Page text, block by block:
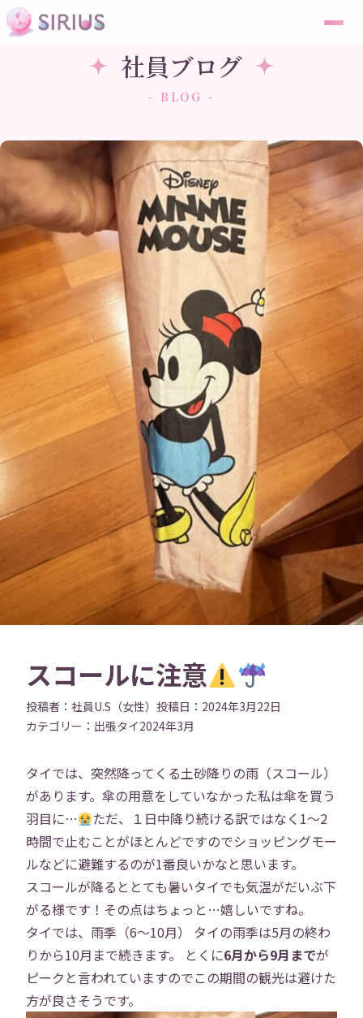
社員ブログ
- BLOG -
スコールに注意
投稿者： 社員U.S（女性） 投稿日： 2024年3月22日
カテゴリー： 出張タイ2024年3月
タイでは、突然降ってくる土砂降りの雨（スコール）
があります。傘の用意をしていなかった私は傘を買う
羽目に…
ただ、１日中降り続ける訳ではなく1〜2
時間で止むことがほとんどですのでショッピングモー
ルなどに避難するのが1番良いかなと思います。
スコールが降るととても暑いタイでも気温がだいぶ下
がる様です！その点はちょっと…嬉しいですね。
タイでは、雨季（6～10月） タイの雨季は5月の終わ
りから10月まで続きます。 とくに6月から9月までが
ピークと言われていますのでこの期間の観光は避けた
方が良さそうです。